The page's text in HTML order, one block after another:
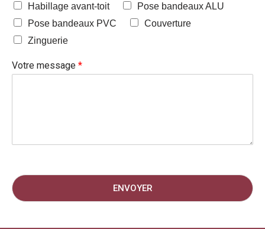
Habillage avant-toit
Pose bandeaux ALU
Pose bandeaux PVC
Couverture
Zinguerie
Votre message *
ENVOYER